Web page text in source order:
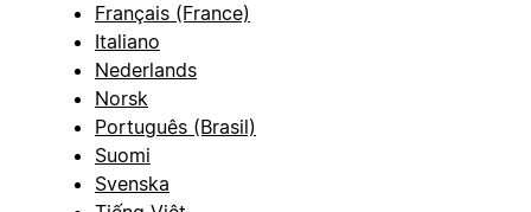
Français (France)
Italiano
Nederlands
Norsk
Português (Brasil)
Suomi
Svenska